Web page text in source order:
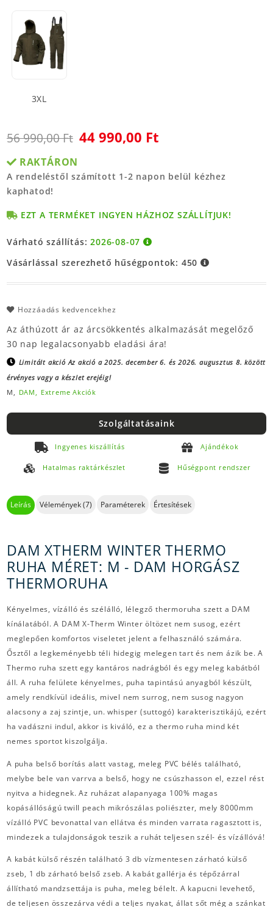
3XL
56 990,00 Ft 44 990,00 Ft
RAKTÁRON
A rendeléstől számított 1-2 napon belül kézhez
kaphatod!
EZT A TERMÉKET INGYEN HÁZHOZ SZÁLLÍTJUK!
Várható szállítás:2026-08-07
Vásárlással szerezhető hűségpontok: 450
Hozzáadás kedvencekhez
Az áthúzott ár az árcsökkentés alkalmazását megelőző
30 nap legalacsonyabb eladási ára!
Limitált akcióAz akció a 2025. december 6. és 2026. augusztus 8. között
érvényes vagy a készlet erejéig!
M, DAM, Extreme Akciók
Szolgáltatásaink
Ingyenes kiszállítás Ajándékok
Hatalmas raktárkészlet Hűségpont rendszer
Leírás Vélemények (7) Paraméterek Értesítések
DAM XTHERM WINTER THERMO
RUHA MÉRET: M - DAM HORGÁSZ
THERMORUHA
Kényelmes, vízálló és szélálló, lélegző thermoruha szett a DAM
kínálatából. A DAM X-Therm Winter öltözet nem susog, ezért
meglepően komfortos viseletet jelent a felhasználó számára.
Ősztől a legkeményebb téli hidegig melegen tart és nem ázik be. A
Thermo ruha szett egy kantáros nadrágból és egy meleg kabátból
áll. A ruha felülete kényelmes, puha tapintású anyagból készült,
amely rendkívül ideális, mivel nem surrog, nem susog nagyon
alacsony a zaj szintje, un. whisper (suttogó) karakterisztikájú, ezért
ha vadászni indul, akkor is kiváló, ez a thermo ruha mind két
nemes sportot kiszolgálja.
A puha belső borítás alatt vastag, meleg PVC bélés található,
melybe bele van varrva a belső, hogy ne csúszhasson el, ezzel rést
nyitva a hidegnek. Az ruházat alapanyaga 100% magas
kopásállóságú twill peach mikrószálas poliészter, mely 8000mm
vízálló PVC bevonattal van ellátva és minden varrata ragasztott is,
mindezek a tulajdonságok teszik a ruhát teljesen szél- és vízállóvá!
A kabát külső részén található 3 db vízmentesen zárható külső
zseb, 1 db zárható belső zseb. A kabát gallérja és tépőzárral
állítható mandzsettája is puha, meleg bélelt. A kapucni levehető,
de teljesen összezárva védi a teljes nyakat, állat sőt még a szánkat